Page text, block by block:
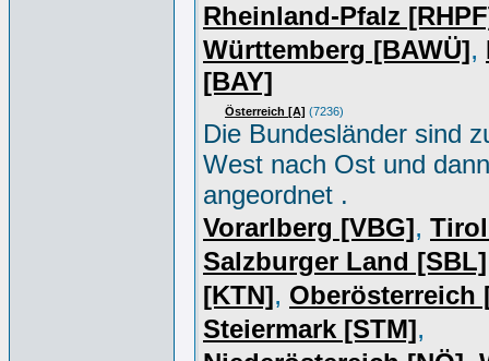
Rheinland-Pfalz
Württemberg [BAWÜ],
[BAY]
Österreich [A] (7236)
Die Bundesländer sind
West nach Ost und
angeordnet .
Vorarlberg [VBG],
Salzburger Land [SBL]
[KTN], Oberösterreich
Steiermark [STM],